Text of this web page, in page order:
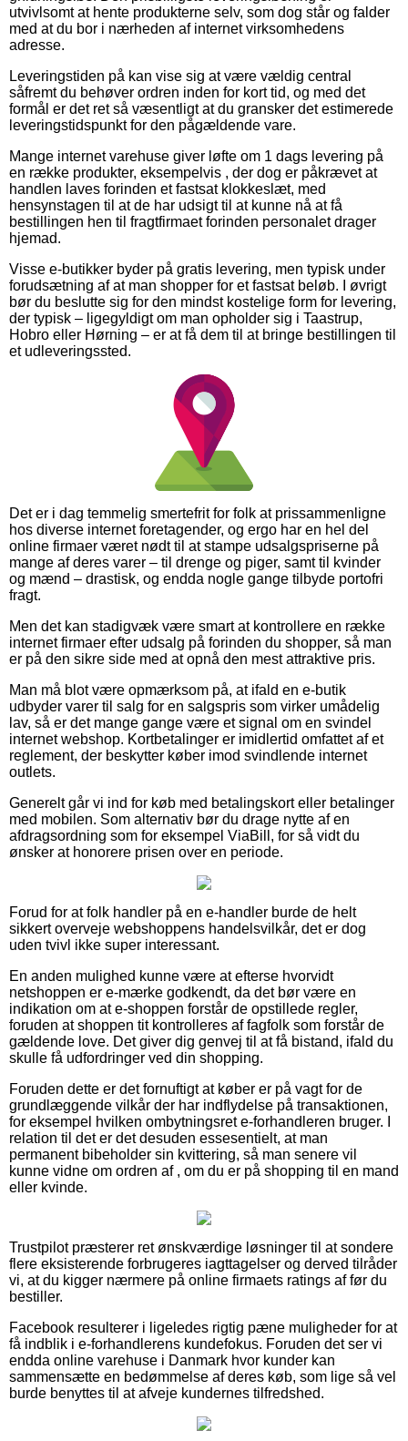
utvivlsomt at hente produkterne selv, som dog står og falder
med at du bor i nærheden af internet virksomhedens
adresse.
Leveringstiden på kan vise sig at være vældig central
såfremt du behøver ordren inden for kort tid, og med det
formål er det ret så væsentligt at du gransker det estimerede
leveringstidspunkt for den pågældende vare.
Mange internet varehuse giver løfte om 1 dags levering på
en række produkter, eksempelvis , der dog er påkrævet at
handlen laves forinden et fastsat klokkeslæt, med
hensynstagen til at de har udsigt til at kunne nå at få
bestillingen hen til fragtfirmaet forinden personalet drager
hjemad.
Visse e-butikker byder på gratis levering, men typisk under
forudsætning af at man shopper for et fastsat beløb. I øvrigt
bør du beslutte sig for den mindst kostelige form for levering,
der typisk – ligegyldigt om man opholder sig i Taastrup,
Hobro eller Hørning – er at få dem til at bringe bestillingen til
et udleveringssted.
Det er i dag temmelig smertefrit for folk at prissammenligne
hos diverse internet foretagender, og ergo har en hel del
online firmaer været nødt til at stampe udsalgspriserne på
mange af deres varer – til drenge og piger, samt til kvinder
og mænd – drastisk, og endda nogle gange tilbyde portofri
fragt.
Men det kan stadigvæk være smart at kontrollere en række
internet firmaer efter udsalg på forinden du shopper, så man
er på den sikre side med at opnå den mest attraktive pris.
Man må blot være opmærksom på, at ifald en e-butik
udbyder varer til salg for en salgspris som virker umådelig
lav, så er det mange gange være et signal om en svindel
internet webshop. Kortbetalinger er imidlertid omfattet af et
reglement, der beskytter køber imod svindlende internet
outlets.
Generelt går vi ind for køb med betalingskort eller betalinger
med mobilen. Som alternativ bør du drage nytte af en
afdragsordning som for eksempel ViaBill, for så vidt du
ønsker at honorere prisen over en periode.
Forud for at folk handler på en e-handler burde de helt
sikkert overveje webshoppens handelsvilkår, det er dog
uden tvivl ikke super interessant.
En anden mulighed kunne være at efterse hvorvidt
netshoppen er e-mærke godkendt, da det bør være en
indikation om at e-shoppen forstår de opstillede regler,
foruden at shoppen tit kontrolleres af fagfolk som forstår de
gældende love. Det giver dig genvej til at få bistand, ifald du
skulle få udfordringer ved din shopping.
Foruden dette er det fornuftigt at køber er på vagt for de
grundlæggende vilkår der har indflydelse på transaktionen,
for eksempel hvilken ombytningsret e-forhandleren bruger. I
relation til det er det desuden essesentielt, at man
permanent bibeholder sin kvittering, så man senere vil
kunne vidne om ordren af , om du er på shopping til en mand
eller kvinde.
Trustpilot præsterer ret ønskværdige løsninger til at sondere
flere eksisterende forbrugeres iagttagelser og derved tilråder
vi, at du kigger nærmere på online firmaets ratings af før du
bestiller.
Facebook resulterer i ligeledes rigtig pæne muligheder for at
få indblik i e-forhandlerens kundefokus. Foruden det ser vi
endda online varehuse i Danmark hvor kunder kan
sammensætte en bedømmelse af deres køb, som lige så vel
burde benyttes til at afveje kundernes tilfredshed.